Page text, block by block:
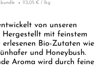
von unseren
Hergestellt mit feinstem
Bio-Zutaten wie
und Honeybush.
Aroma wird durch feine
bundle 113,05 € / 1kg